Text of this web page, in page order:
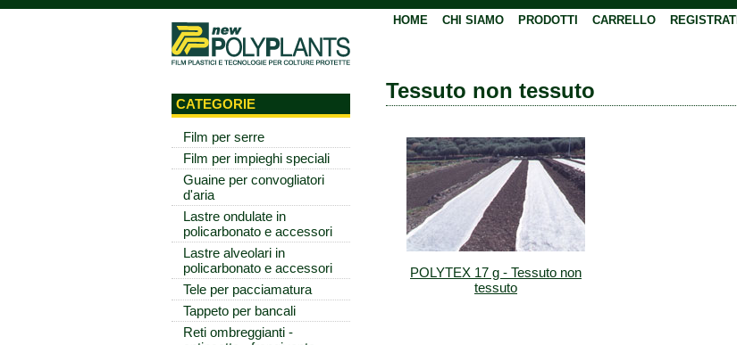
CATEGORIE
Film per serre
Film per impieghi speciali
Guaine per convogliatori
d'aria
Lastre ondulate in
policarbonato e accessori
Lastre alveolari in
policarbonato e accessori
Tele per pacciamatura
Tappeto per bancali
Reti ombreggianti -
HOME CHI SIAMO PRODOTTI CARRELLO REGISTRATI
Tessuto non tessuto
POLYTEX 17 g - Tessuto non
tessuto